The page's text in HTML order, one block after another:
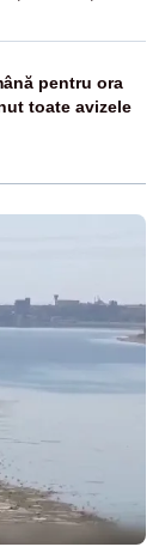
pentru ora
toate avizele